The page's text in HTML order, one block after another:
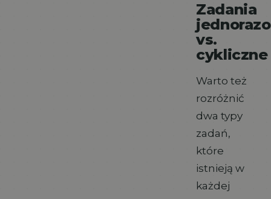
Zadania
vs.
cykliczne
Warto też
rozróżnić
dwa typy
zadań,
które
istnieją w
każdej